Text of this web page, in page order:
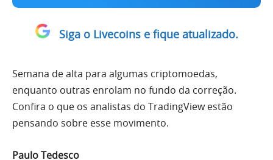
Siga o Livecoins e fique atualizado.
Semana de alta para algumas criptomoedas,
enquanto outras enrolam no fundo da correção.
Confira o que os analistas do TradingView estão
pensando sobre esse movimento.
Paulo Tedesco